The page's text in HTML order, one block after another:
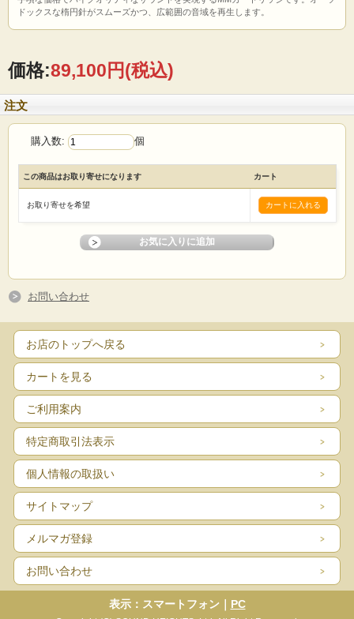
ドックスな楕円針がスムーズかつ、広範囲の音域を再生します。
価格:89,100円(税込)
注文
購入数: 個
この商品はお取り寄せになります カート
お取り寄せを希望
お問い合わせ
お店のトップへ戻る
カートを見る
ご利用案内
特定商取引法表示
個人情報の取扱い
サイトマップ
メルマガ登録
お問い合わせ
表示：スマートフォン｜ PC